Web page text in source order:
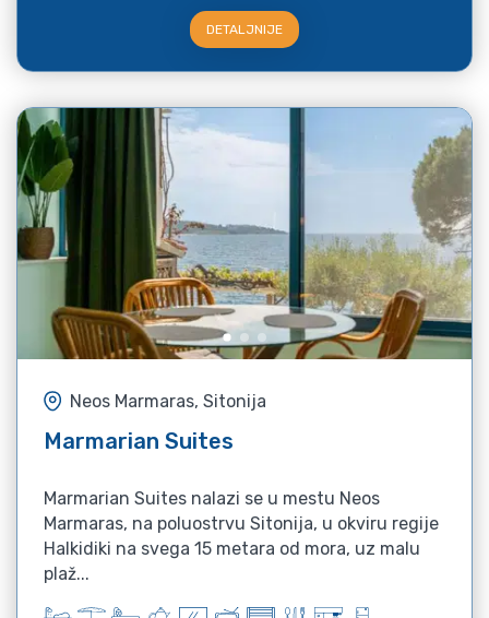
DETALJNIJE
Neos Marmaras, Sitonija
Marmarian Suites
Marmarian Suites nalazi se u mestu Neos
Marmaras, na poluostrvu Sitonija, u okviru regije
Halkidiki na svega 15 metara od mora, uz malu
plaž...